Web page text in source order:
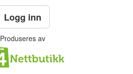
Logg inn
Produseres av